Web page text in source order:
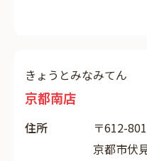
きょうとみなみてん
京都南店
住所
〒612-
京都市伏